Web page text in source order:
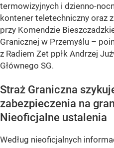
termowizyjnych i dzienno-
kontener teletechniczny oraz
przy Komendzie
Granicznej w Przemyślu –
z Radiem Zet ppłk Andrzej
Głównego SG.
Straż Graniczna
zabezpieczenia na
Nieoficjalne ustalenia
Według nieoficjalnych